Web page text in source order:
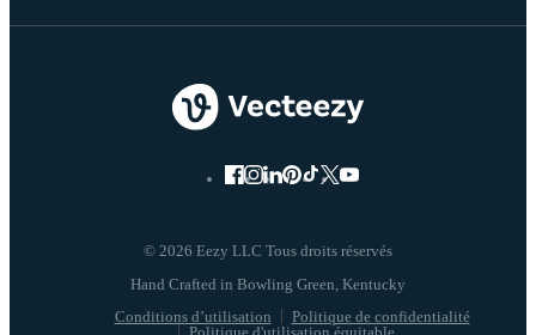
© 2026 Eezy LLC Tous droits réservés
Conditions d’utilisation
Politique de confidentialité